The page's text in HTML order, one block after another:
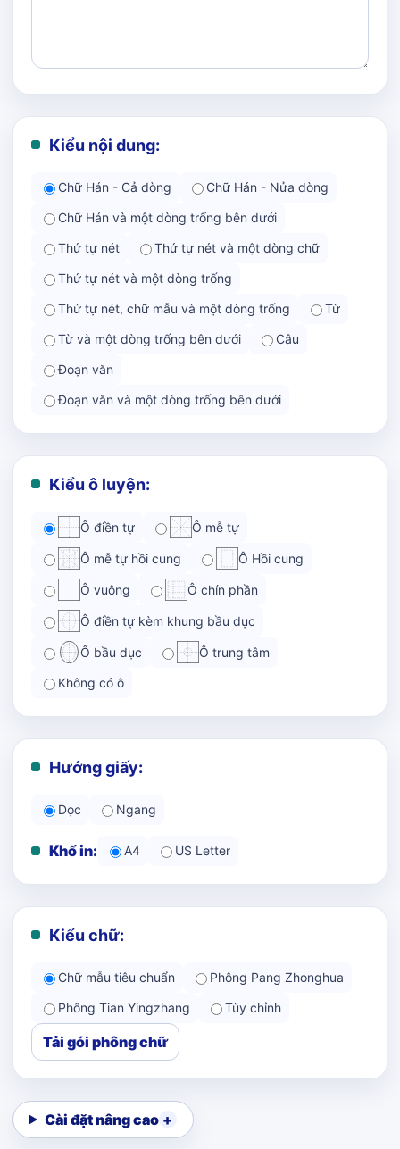
Kiểu nội dung:
Chữ Hán - Cả dòng
Chữ Hán - Nửa dòng
Chữ Hán và một dòng trống bên dưới
Thứ tự nét
Thứ tự nét và một dòng chữ
Thứ tự nét và một dòng trống
Thứ tự nét, chữ mẫu và một dòng trống
Từ
Từ và một dòng trống bên dưới
Câu
Đoạn văn
Đoạn văn và một dòng trống bên dưới
Kiểu ô luyện:
Ô điền tự Ô mễ tự
Ô mễ tự hồi cung Ô Hồi cung
Ô vuông Ô chín phần
Ô điền tự kèm khung bầu dục
Ô bầu dục Ô trung tâm
Không có ô
Hướng giấy:
Dọc Ngang
Khổ in: A4 US Letter
Kiểu chữ:
Chữ mẫu tiêu chuẩn
Phông Pang Zhonghua
Phông Tian Yingzhang
Tùy chỉnh
Tải gói phông chữ
Cài đặt nâng cao